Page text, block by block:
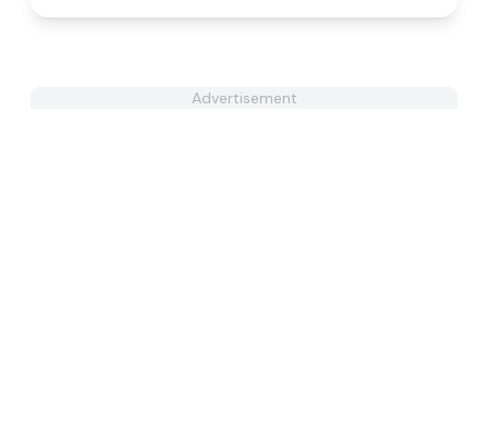
Advertisement